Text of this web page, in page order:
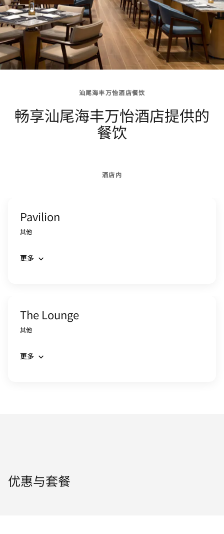
汕尾海丰万怡酒店餐饮
畅享汕尾海丰万怡酒店提供的
餐饮
酒店内
Pavilion
其他
更多
The Lounge
其他
更多
优惠与套餐